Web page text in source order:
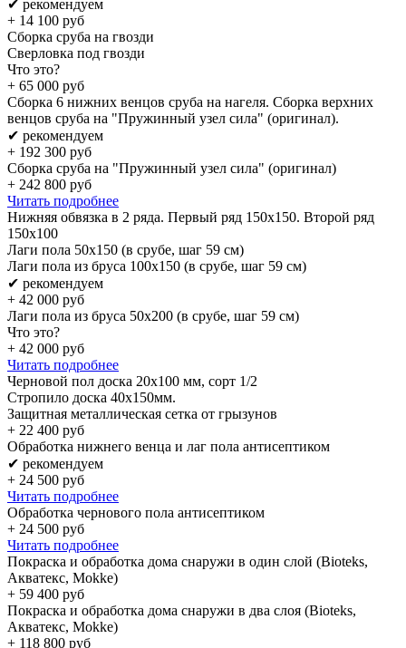
✔ рекомендуем
+ 14 100 руб
Сборка сруба на гвозди
Сверловка под гвозди
Что это?
+ 65 000 руб
Сборка 6 нижних венцов сруба на нагеля. Сборка верхних
венцов сруба на "Пружинный узел сила" (оригинал).
✔ рекомендуем
+ 192 300 руб
Сборка сруба на "Пружинный узел сила" (оригинал)
+ 242 800 руб
Читать подробнее
Нижняя обвязка в 2 ряда. Первый ряд 150x150. Второй ряд
150x100
Лаги пола 50х150 (в срубе, шаг 59 см)
Лаги пола из бруса 100х150 (в срубе, шаг 59 см)
✔ рекомендуем
+ 42 000 руб
Лаги пола из бруса 50х200 (в срубе, шаг 59 см)
Что это?
+ 42 000 руб
Читать подробнее
Черновой пол доска 20х100 мм, сорт 1/2
Стропило доска 40x150мм.
Защитная металлическая сетка от грызунов
+ 22 400 руб
Обработка нижнего венца и лаг пола антисептиком
✔ рекомендуем
+ 24 500 руб
Читать подробнее
Обработка чернового пола антисептиком
+ 24 500 руб
Читать подробнее
Покраска и обработка дома снаружи в один слой (Bioteks,
Акватекс, Mokke)
+ 59 400 руб
Покраска и обработка дома снаружи в два слоя (Bioteks,
Акватекс, Mokke)
+ 118 800 руб